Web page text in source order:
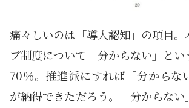
痛々しいのは「導入認知」の項目。
プ制度について「分からない」と
70％。推進派にすれば「分からな
が納得できただろう。「分からな